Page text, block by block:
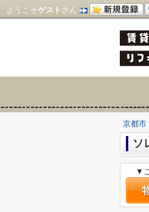
ようこそゲスト さん
京都市
ソ
▼